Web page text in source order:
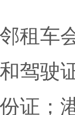
租车
驾驶
证；